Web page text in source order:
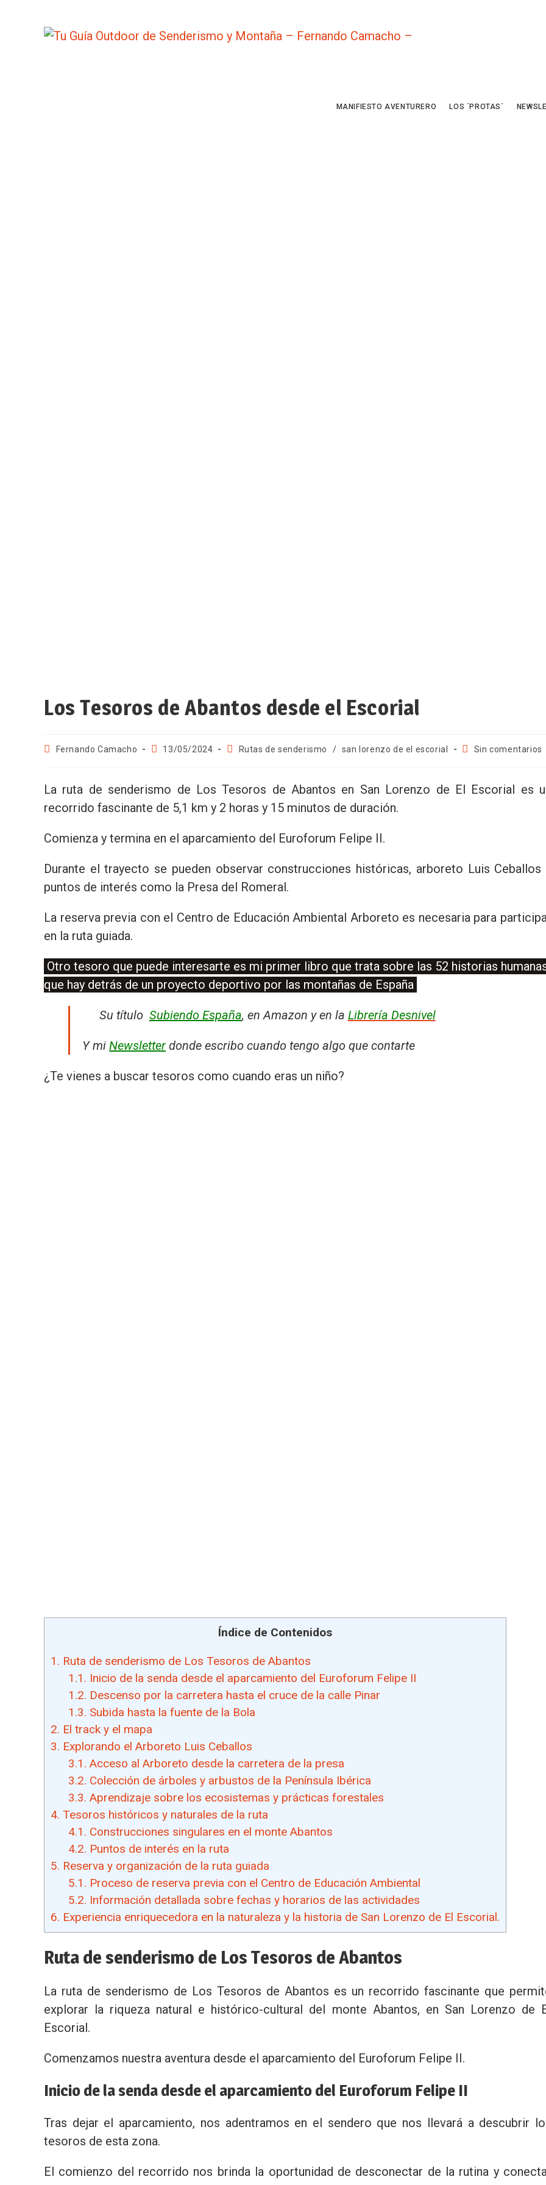
MANIFIESTO AVENTURERO LOS ´PROTAS´
Los Tesoros de Abantos desde el Escorial
Fernando Camacho 13/05/2024 Rutas de senderismo / san lorenzo de el escorial Sin comentarios
La ruta de senderismo de Los Tesoros de Abantos en San Lorenzo de El Escorial es
recorrido fascinante de 5,1 km y 2 horas y 15 minutos de duración.
Comienza y termina en el aparcamiento del Euroforum Felipe II.
Durante el trayecto se pueden observar construcciones históricas, arboreto Luis Ceballos
puntos de interés como la Presa del Romeral.
La reserva previa con el Centro de Educación Ambiental Arboreto es necesaria para
en la ruta guiada.
Otro tesoro que puede interesarte es mi primer libro que trata sobre las 52 historias
que hay detrás de un proyecto deportivo por las montañas de España
Su título Subiendo España, en Amazon y en la Librería Desnivel
Y mi Newsletter donde escribo cuando tengo algo que contarte
¿Te vienes a buscar tesoros como cuando eras un niño?
Índice de Contenidos
1. Ruta de senderismo de Los Tesoros de Abantos
1.1. Inicio de la senda desde el aparcamiento del Euroforum Felipe II
1.2. Descenso por la carretera hasta el cruce de la calle Pinar
1.3. Subida hasta la fuente de la Bola
2. El track y el mapa
3. Explorando el Arboreto Luis Ceballos
3.1. Acceso al Arboreto desde la carretera de la presa
3.2. Colección de árboles y arbustos de la Península Ibérica
3.3. Aprendizaje sobre los ecosistemas y prácticas forestales
4. Tesoros históricos y naturales de la ruta
4.1. Construcciones singulares en el monte Abantos
4.2. Puntos de interés en la ruta
5. Reserva y organización de la ruta guiada
5.1. Proceso de reserva previa con el Centro de Educación Ambiental
5.2. Información detallada sobre fechas y horarios de las actividades
6. Experiencia enriquecedora en la naturaleza y la historia de San Lorenzo de El Escorial.
Ruta de senderismo de Los Tesoros de Abantos
La ruta de senderismo de Los Tesoros de Abantos es un recorrido fascinante que
explorar la riqueza natural e histórico-cultural del monte Abantos, en San Lorenzo de
Escorial.
Comenzamos nuestra aventura desde el aparcamiento del Euroforum Felipe II.
Inicio de la senda desde el aparcamiento del Euroforum Felipe II
Tras dejar el aparcamiento, nos adentramos en el sendero que nos llevará a descubrir
tesoros de esta zona.
El comienzo del recorrido nos brinda la oportunidad de desconectar de la rutina y